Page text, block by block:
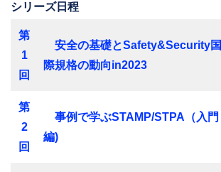
シリーズ日程
第
1
回
安全の基礎とSafety&Security国
際規格の動向in2023
第
2
回
事例で学ぶSTAMP/STPA（入門
編)